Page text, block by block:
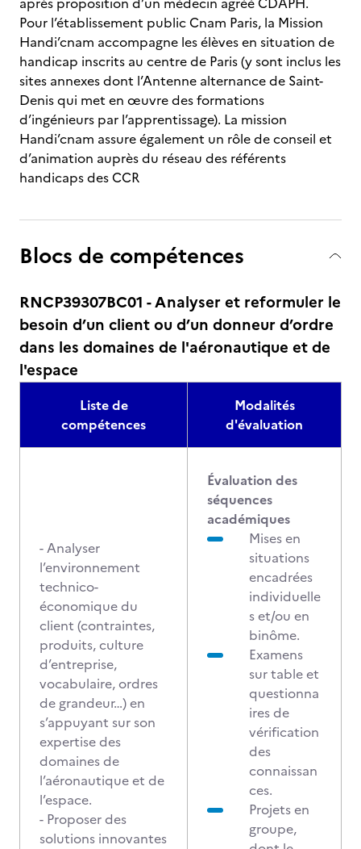
Pour l’établissement public Cnam Paris, la Mission
Handi’cnam accompagne les élèves en situation de
handicap inscrits au centre de Paris (y sont inclus les
sites annexes dont l’Antenne alternance de Saint-
Denis qui met en œuvre des formations
d’ingénieurs par l’apprentissage). La mission
Handi’cnam assure également un rôle de conseil et
d’animation auprès du réseau des référents
handicaps des CCR
Blocs de compétences
RNCP39307BC01 - Analyser et reformuler le
besoin d’un client ou d’un donneur d’ordre
dans les domaines de l'aéronautique et de
l'espace
Liste de
compétences
Modalités
d'évaluation
- Analyser
l’environnement
technico-
économique du
client (contraintes,
produits, culture
d’entreprise,
vocabulaire, ordres
de grandeur…) en
s’appuyant sur son
expertise des
domaines de
l’aéronautique et de
l’espace.
- Proposer des
solutions innovantes
Évaluation des
séquences
académiques
Mises en
situations
encadrées
individuelle
s et/ou en
binôme.
Examens
sur table et
questionna
ires de
vérification
des
connaissan
ces.
Projets en
groupe,